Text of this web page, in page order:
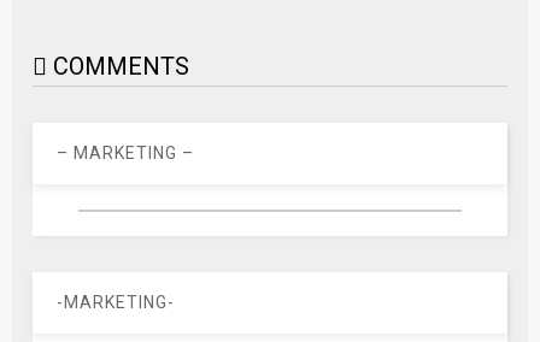
COMMENTS
– MARKETING –
-MARKETING-